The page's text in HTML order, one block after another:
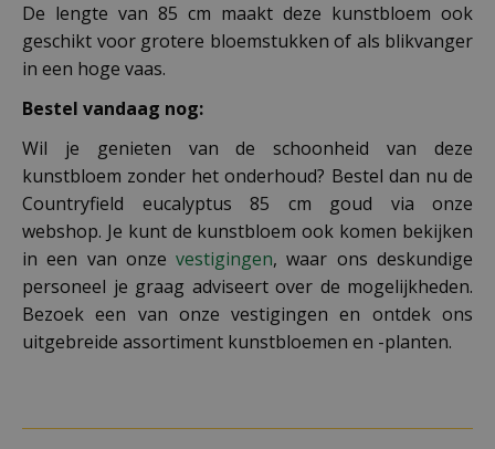
De lengte van 85 cm maakt deze kunstbloem ook
geschikt voor grotere bloemstukken of als blikvanger
in een hoge vaas.
Bestel vandaag nog:
Wil je genieten van de schoonheid van deze
kunstbloem zonder het onderhoud? Bestel dan nu de
Countryfield eucalyptus 85 cm goud via onze
webshop. Je kunt de kunstbloem ook komen bekijken
in een van onzevestigingen, waar ons deskundige
personeel je graag adviseert over de mogelijkheden.
Bezoek een van onze vestigingen en ontdek ons
uitgebreide assortiment kunstbloemen en -planten.